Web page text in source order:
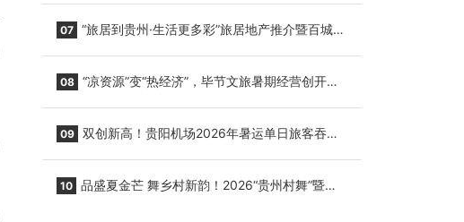
07 “旅居到贵州·生活更多彩”旅居地产推介暨百城千
08 “凉资源”变“热经济”，毕节文旅暑期经营创开门
09 双创新高！贵阳机场2026年暑运单日旅客吞吐
10 品盛夏金芒 舞乡村新韵！2026“贵州村舞”暨望